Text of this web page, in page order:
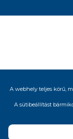
A webhely teljes körű,
A sütibeállítást